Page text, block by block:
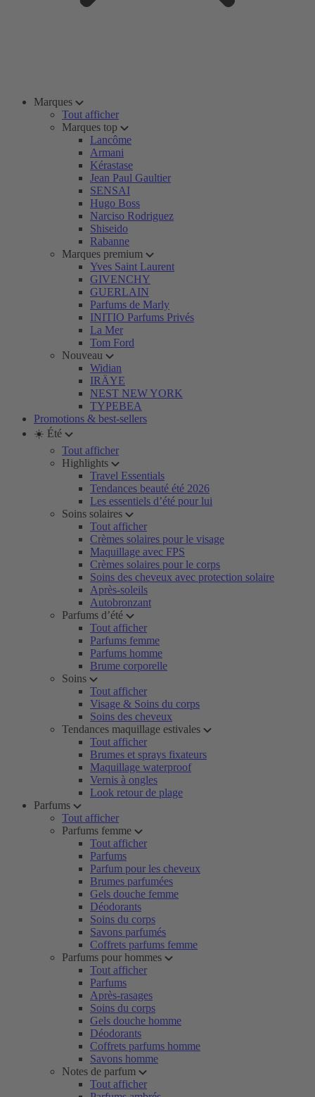
Marques
Tout afficher
Marques top
Lancôme
Armani
Kérastase
Jean Paul Gaultier
SENSAI
Hugo Boss
Narciso Rodriguez
Shiseido
Rabanne
Marques premium
Yves Saint Laurent
GIVENCHY
GUERLAIN
Parfums de Marly
INITIO Parfums Privés
La Mer
Tom Ford
Nouveau
Widian
IRÄYE
NEST NEW YORK
TYPEBEA
Promotions & best-sellers
☀️ Été
Tout afficher
Highlights
Travel Essentials
Tendances beauté été 2026
Les essentiels d’été pour lui
Soins solaires
Tout afficher
Crèmes solaires pour le visage
Maquillage avec FPS
Crèmes solaires pour le corps
Soins des cheveux avec protection solaire
Après-soleils
Autobronzant
Parfums d’été
Tout afficher
Parfums femme
Parfums homme
Brume corporelle
Soins
Tout afficher
Visage & Soins du corps
Soins des cheveux
Tendances maquillage estivales
Tout afficher
Brumes et sprays fixateurs
Maquillage waterproof
Vernis à ongles
Look retour de plage
Parfums
Tout afficher
Parfums femme
Tout afficher
Parfums
Parfum pour les cheveux
Brumes parfumées
Gels douche femme
Déodorants
Soins du corps
Savons parfumés
Coffrets parfums femme
Parfums pour hommes
Tout afficher
Parfums
Après-rasages
Soins du corps
Gels douche homme
Déodorants
Coffrets parfums homme
Savons homme
Notes de parfum
Tout afficher